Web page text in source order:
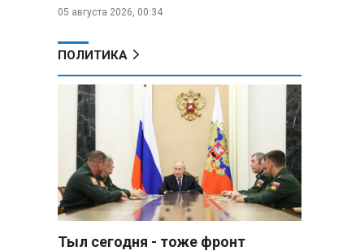
05 августа 2026, 00:34
ПОЛИТИКА
Тыл сегодня - тоже фронт